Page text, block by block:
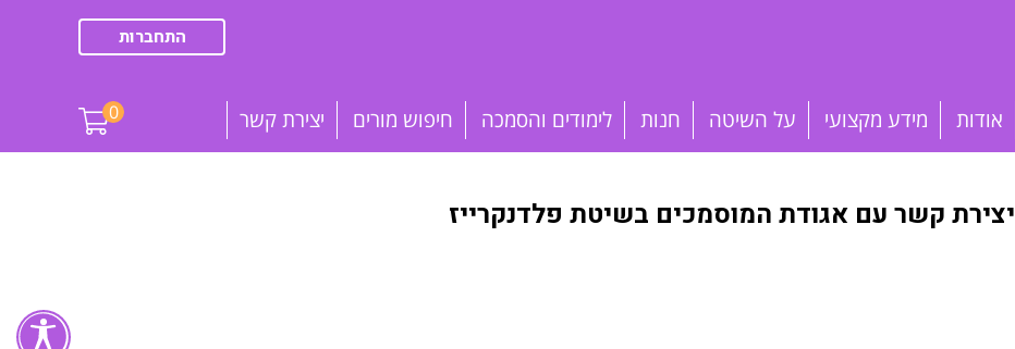
התחברות
אודות מידע מקצועי על השיטה חנות לימודים והסמכה חיפוש מורים יצירת קשר 0
יצירת קשר עם אגודת המוסמכים בשיטת פלדנקרייז